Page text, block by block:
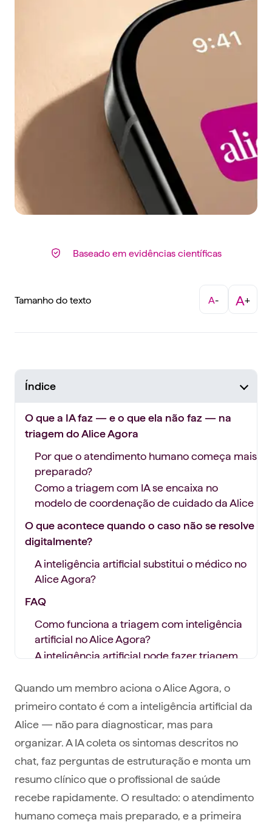
Baseado em evidências científicas
Tamanho do texto A- A+
Índice
O que a IA faz — e o que ela não faz — na
triagem do Alice Agora
Por que o atendimento humano começa mais
preparado?
Como a triagem com IA se encaixa no
modelo de coordenação de cuidado da Alice
O que acontece quando o caso não se resolve
digitalmente?
A inteligência artificial substitui o médico no
Alice Agora?
FAQ
Como funciona a triagem com inteligência
artificial no Alice Agora?
A inteligência artificial pode fazer triagem
Em quanto tempo sou atendido no Alice
Agora?
O que acontece com os casos que não se
resolvem pelo Alice Agora?
O Alice Agora é apenas uma consulta de
telemedicina?
Quando um membro aciona o Alice Agora, o
primeiro contato é com a inteligência artificial da
Alice — não para diagnosticar, mas para
organizar. A IA coleta os sintomas descritos no
chat, faz perguntas de estruturação e monta um
resumo clínico que o profissional de saúde
recebe rapidamente. O resultado: o atendimento
humano começa mais preparado, e a primeira